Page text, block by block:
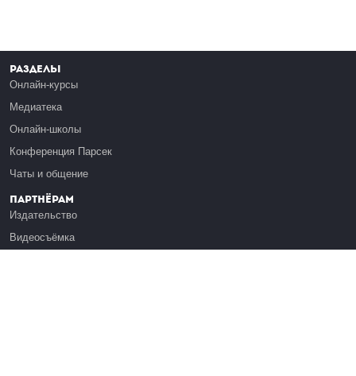
Разделы
Онлайн-курсы
Медиатека
Онлайн-школы
Конференция Парсек
Чаты и общение
Партнёрам
Издательство
Видеосъёмка